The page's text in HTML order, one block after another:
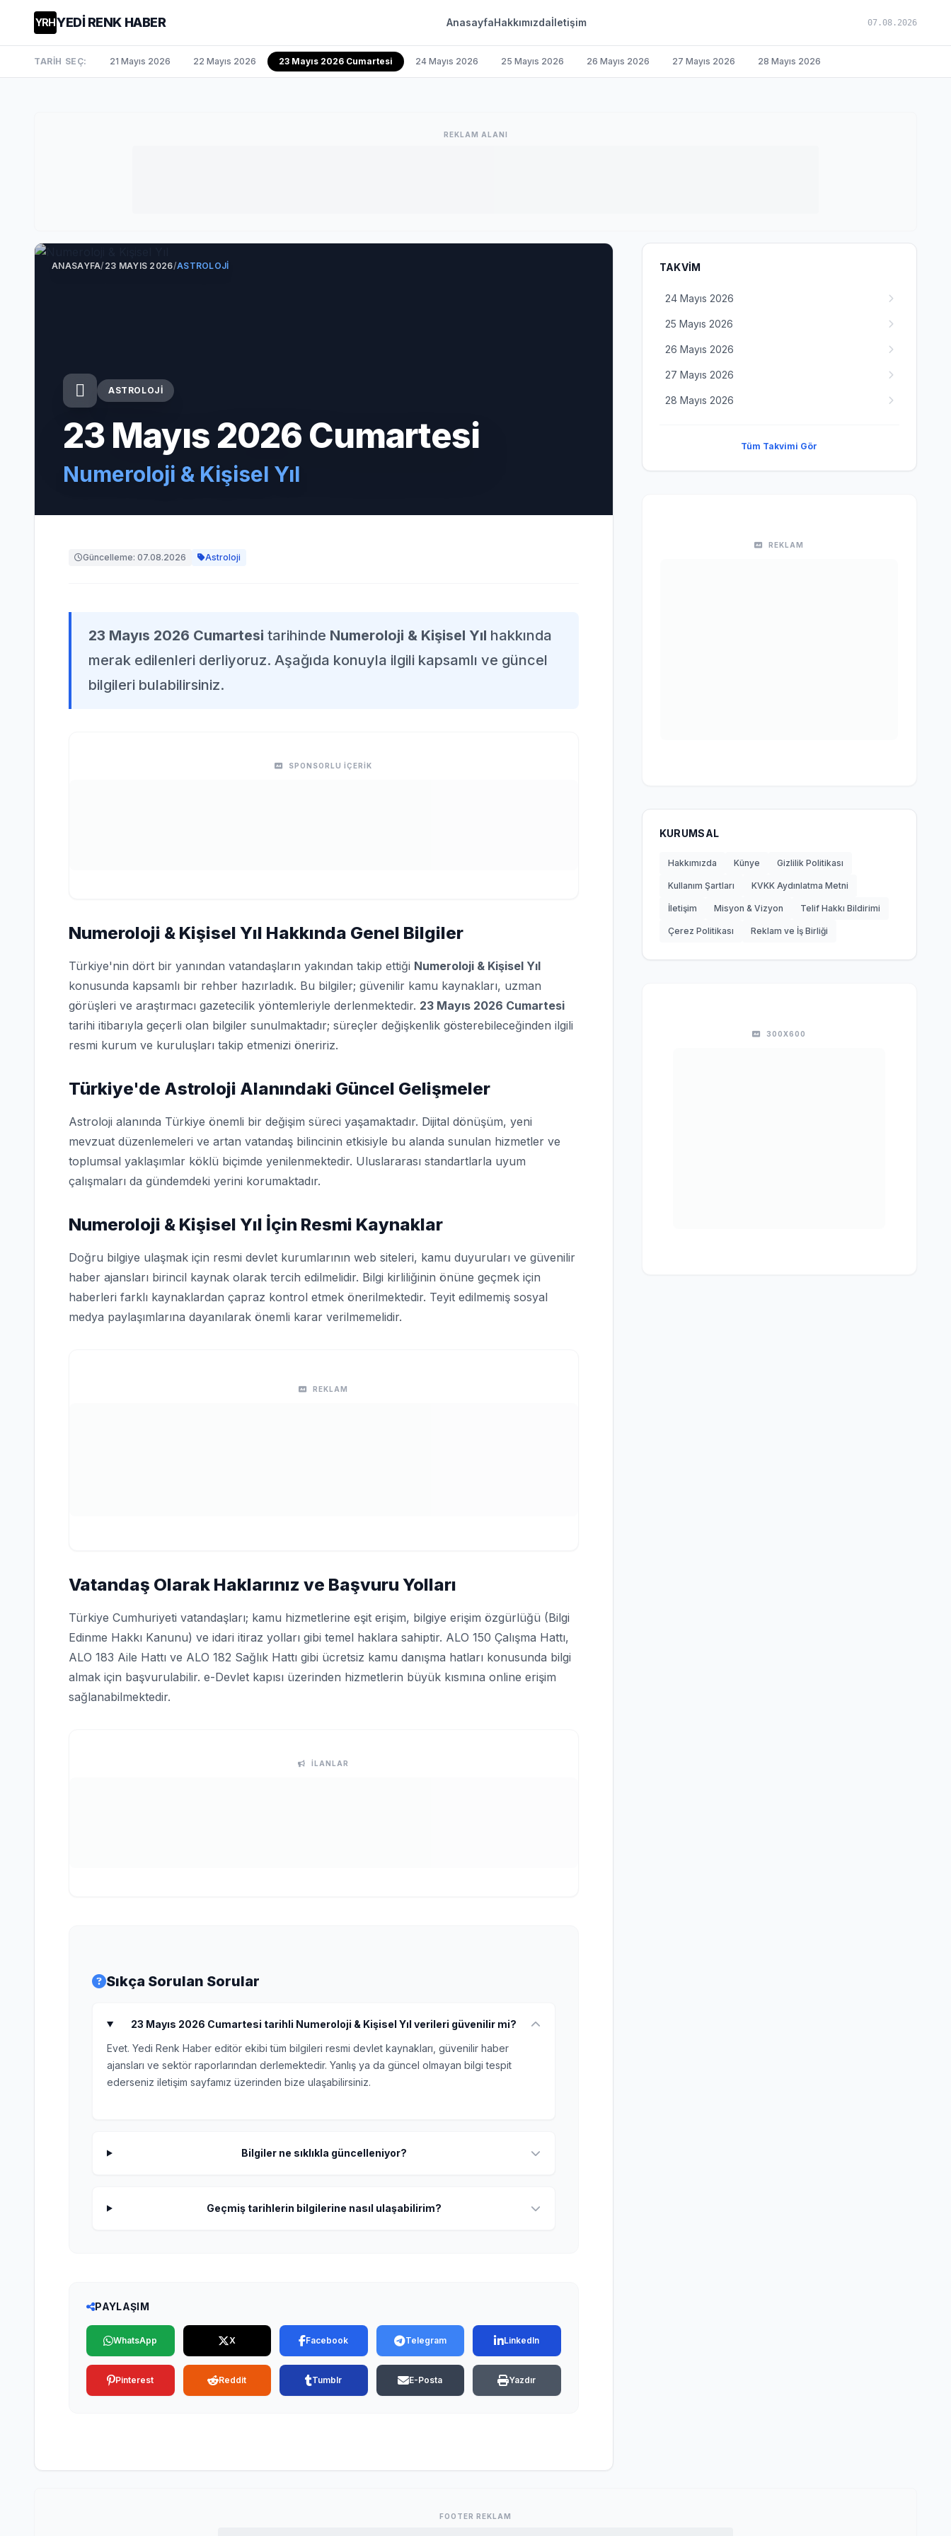
YRHYEDİ RENK HABER AnasayfaHakkımızdaİletişim 07.08.2026
TARİH SEÇ: 21 Mayıs 2026 22 Mayıs 2026 23 Mayıs 2026 Cumartesi 24 Mayıs 2026 25 Mayıs 2026 26 Mayıs 2026 27 Mayıs 2026 28 Mayıs 2026
REKLAM ALANI
ANASAYFA/23 MAYIS 2026/ASTROLOJI
ASTROLOJI
23 Mayıs 2026 Cumartesi
Numeroloji & Kişisel Yıl
Güncelleme: 07.08.2026 Astroloji
23 Mayıs 2026 Cumartesi tarihinde Numeroloji & Kişisel Yıl hakkında
merak edilenleri derliyoruz. Aşağıda konuyla ilgili kapsamlı ve güncel
bilgileri bulabilirsiniz.
SPONSORLU İÇERİK
Numeroloji & Kişisel Yıl Hakkında Genel Bilgiler
Türkiye'nin dört bir yanından vatandaşların yakından takip ettiği Numeroloji & Kişisel Yıl
konusunda kapsamlı bir rehber hazırladık. Bu bilgiler; güvenilir kamu kaynakları, uzman
görüşleri ve araştırmacı gazetecilik yöntemleriyle derlenmektedir. 23 Mayıs 2026 Cumartesi
tarihi itibarıyla geçerli olan bilgiler sunulmaktadır; süreçler değişkenlik gösterebileceğinden ilgili
resmi kurum ve kuruluşları takip etmenizi öneririz.
Türkiye'de Astroloji Alanındaki Güncel Gelişmeler
Astroloji alanında Türkiye önemli bir değişim süreci yaşamaktadır. Dijital dönüşüm, yeni
mevzuat düzenlemeleri ve artan vatandaş bilincinin etkisiyle bu alanda sunulan hizmetler ve
toplumsal yaklaşımlar köklü biçimde yenilenmektedir. Uluslararası standartlarla uyum
çalışmaları da gündemdeki yerini korumaktadır.
Numeroloji & Kişisel Yıl İçin Resmi Kaynaklar
Doğru bilgiye ulaşmak için resmi devlet kurumlarının web siteleri, kamu duyuruları ve güvenilir
haber ajansları birincil kaynak olarak tercih edilmelidir. Bilgi kirliliğinin önüne geçmek için
haberleri farklı kaynaklardan çapraz kontrol etmek önerilmektedir. Teyit edilmemiş sosyal
medya paylaşımlarına dayanılarak önemli karar verilmemelidir.
REKLAM
Vatandaş Olarak Haklarınız ve Başvuru Yolları
Türkiye Cumhuriyeti vatandaşları; kamu hizmetlerine eşit erişim, bilgiye erişim özgürlüğü (Bilgi
Edinme Hakkı Kanunu) ve idari itiraz yolları gibi temel haklara sahiptir. ALO 150 Çalışma Hattı,
ALO 183 Aile Hattı ve ALO 182 Sağlık Hattı gibi ücretsiz kamu danışma hatları konusunda bilgi
almak için başvurulabilir. e-Devlet kapısı üzerinden hizmetlerin büyük kısmına online erişim
sağlanabilmektedir.
İLANLAR
Sıkça Sorulan Sorular
23 Mayıs 2026 Cumartesi tarihli Numeroloji & Kişisel Yıl verileri güvenilir mi?
Evet. Yedi Renk Haber editör ekibi tüm bilgileri resmi devlet kaynakları, güvenilir haber
ajansları ve sektör raporlarından derlemektedir. Yanlış ya da güncel olmayan bilgi tespit
ederseniz iletişim sayfamız üzerinden bize ulaşabilirsiniz.
Bilgiler ne sıklıkla güncelleniyor?
Geçmiş tarihlerin bilgilerine nasıl ulaşabilirim?
PAYLAŞIM
WhatsApp X Facebook Telegram LinkedIn
Pinterest Reddit Tumblr E-Posta Yazdır
TAKVIM
24 Mayıs 2026
25 Mayıs 2026
26 Mayıs 2026
27 Mayıs 2026
28 Mayıs 2026
Tüm Takvimi Gör
REKLAM
KURUMSAL
Hakkımızda Künye Gizlilik Politikası
Kullanım Şartları KVKK Aydınlatma Metni
İletişim Misyon & Vizyon Telif Hakkı Bildirimi
Çerez Politikası Reklam ve İş Birliği
300X600
FOOTER REKLAM